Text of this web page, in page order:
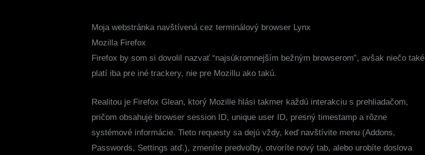
Moja webstránka navštívená cez terminálový browser Lynx
Mozilla Firefox
Firefox by som si dovolil nazvať “najsúkromnejším bežným browserom”, avšak niečo také
platí iba pre iné trackery, nie pre Mozillu ako takú.
Realitou je Firefox Glean, ktorý Mozille hlási takmer každú interakciu s prehliadačom,
pričom obsahuje browser session ID, unique user ID, presný timestamp a rôzne
systémové informácie. Tieto requesty sa dejú vždy, keď navštívite menu (Addons,
Passwords, Settings atď.), zmeníte predvoľby, otvoríte nový tab, alebo urobíte doslova